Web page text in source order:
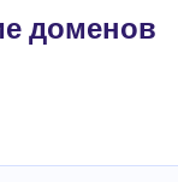
доменов